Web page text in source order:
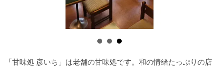
「甘味処 彦いち」は老舗の甘味処です。和の情緒たっぷりの店